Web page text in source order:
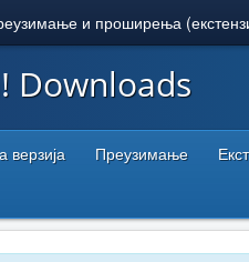
и проширења
Downloads
верзија Преузимање